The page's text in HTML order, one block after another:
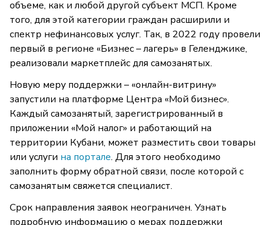
объеме, как и любой другой субъект МСП. Кроме
того, для этой категории граждан расширили и
спектр нефинансовых услуг. Так, в 2022 году провели
первый в регионе «Бизнес – лагерь» в Геленджике,
реализовали маркетплейс для самозанятых.
Новую меру поддержки – «онлайн-витрину»
запустили на платформе Центра «Мой бизнес».
Каждый самозанятый, зарегистрированный в
приложении «Мой налог» и работающий на
территории Кубани, может разместить свои товары
или услуги на портале. Для этого необходимо
заполнить форму обратной связи, после которой с
самозанятым свяжется специалист.
Срок направления заявок неограничен. Узнать
подробную информацию о мерах поддержки